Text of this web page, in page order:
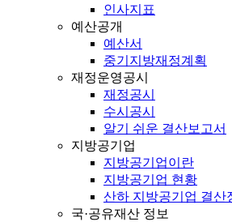
인사지표
예산공개
예산서
중기지방재정계획
재정운영공시
재정공시
수시공시
알기 쉬운 결산보고서
지방공기업
지방공기업이란
지방공기업 현황
산하 지방공기업 결산
국·공유재산 정보